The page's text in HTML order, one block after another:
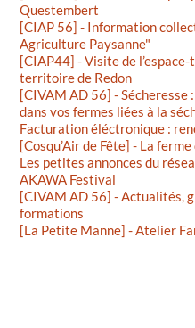
Questembert
[CIAP 56] - Information
Agriculture Paysanne"
[CIAP44] - Visite de
territoire de Redon
[CIVAM AD 56] -
dans vos fermes liées à la
Facturation éléctronique :
[Cosqu’Air de Fête] - La
Les petites annonces du
AKAWA Festival
[CIVAM AD 56] - Actualités,
formations
[La Petite Manne] - Atelier